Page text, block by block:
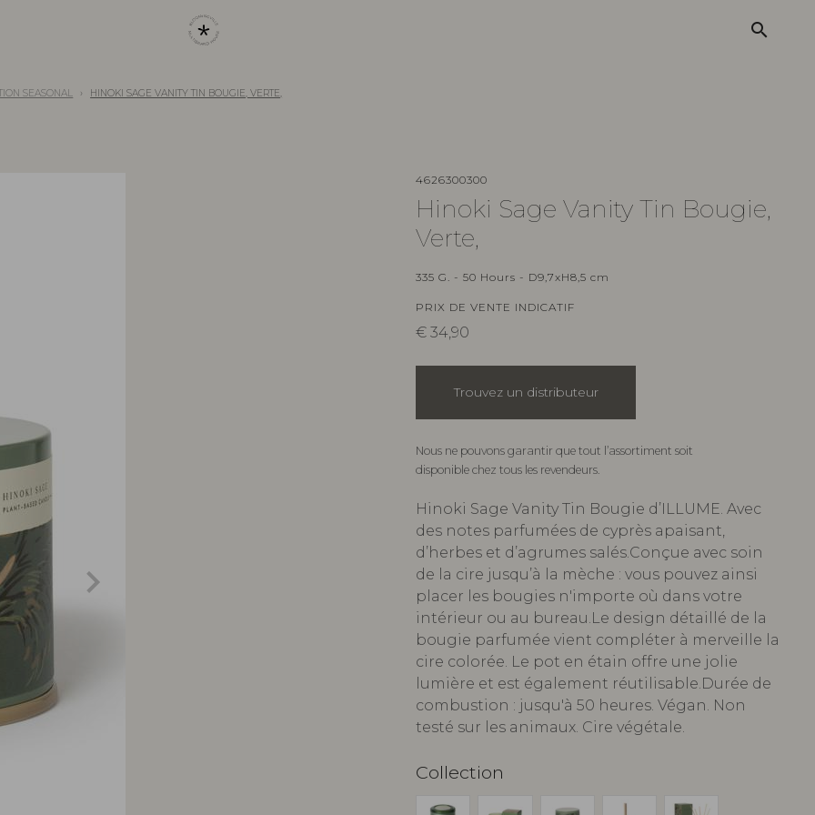
search
SEASONAL HINOKI SAGE VANITY TIN BOUGIE, VERTE,
4626300300
Hinoki Sage Vanity Tin Bougie,
Verte,
335 G. - 50 Hours - D9,7xH8,5 cm
PRIX DE VENTE INDICATIF
€ 34,90
Trouvez un distributeur
Nous ne pouvons garantir que tout l’assortiment soit
disponible chez tous les revendeurs.
Hinoki Sage Vanity Tin Bougie d’ILLUME. Avec
des notes parfumées de cyprès apaisant,
d’herbes et d’agrumes salés.Conçue avec soin
de la cire jusqu’à la mèche : vous pouvez ainsi
placer les bougies n'importe où dans votre
intérieur ou au bureau.Le design détaillé de la
bougie parfumée vient compléter à merveille la
cire colorée. Le pot en étain offre une jolie
lumière et est également réutilisable.Durée de
combustion : jusqu'à 50 heures. Végan. Non
testé sur les animaux. Cire végétale.
Collection